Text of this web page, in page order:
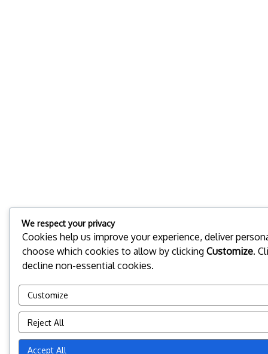
We respect your privacy
Cookies help us improve your experience, deliver
choose which cookies to allow by clicking Customize.
decline non-essential cookies.
Customize
Reject All
Accept All